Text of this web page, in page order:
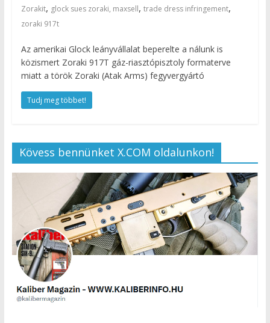
Zorakit, glock sues zoraki, maxsell, trade dress infringement,
zoraki 917t
Az amerikai Glock leányvállalat beperelte a nálunk is
közismert Zoraki 917T gáz-riasztópisztoly formaterve
miatt a török Zoraki (Atak Arms) fegyvergyártó
Tudj meg többet!
Kövess bennünket X.COM oldalunkon!